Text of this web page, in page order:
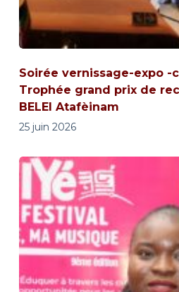
Soirée vernissage-expo -
Trophée grand prix de
BELEI Atafèinam
25 juin 2026